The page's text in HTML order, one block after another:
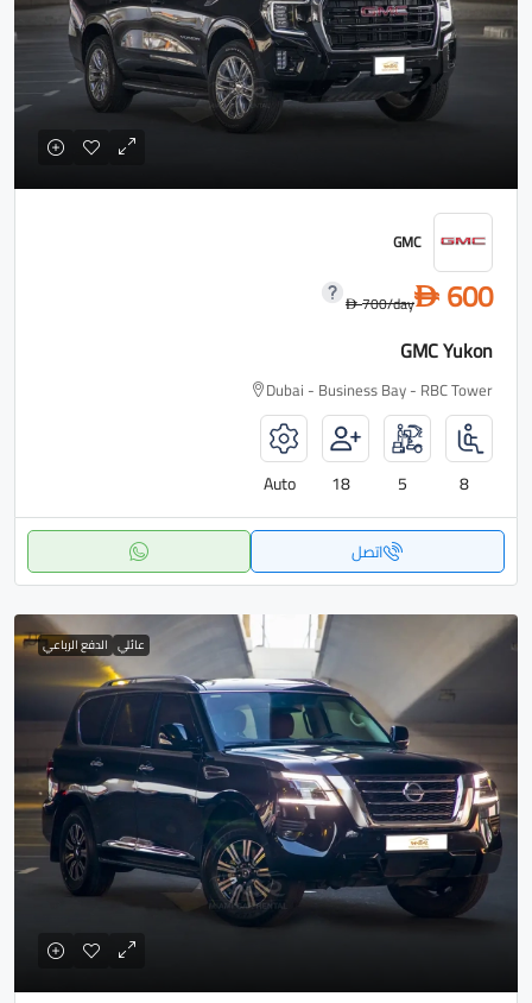
GMC
D 600
D700/day
GMC Yukon
Dubai - Business Bay - RBC Tower
8
5
18
Auto
اتصل
عائلي الدفع الرباعي